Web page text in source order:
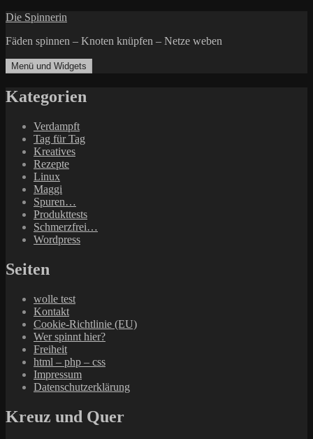
Zum
springen
Die Spinnerin
Fäden spinnen – Knoten knüpfen – Netze weben
Menü und Widgets
Kategorien
Verdampft
Tag für Tag
Kreatives
Rezepte
Linux
Maggi
Spuren…
Produkttests
Schmerzfrei…
Wordpress
Seiten
wolle test
Kontakt
Cookie-Richtlinie (EU)
Wer spinnt hier?
Freiheit
html – php – css
Impressum
Datenschutzerklärung
Kreuz und Quer